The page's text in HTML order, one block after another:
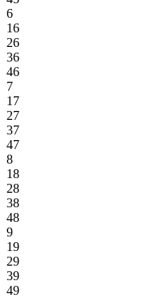
6
16
26
36
46
7
17
27
37
47
8
18
28
38
48
9
19
29
39
49